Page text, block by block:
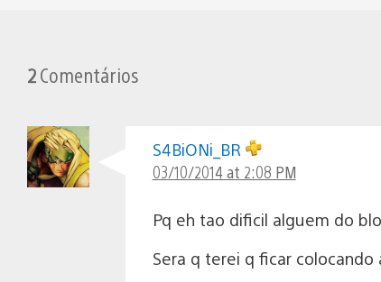
2Comentários
S4BiONi_BR
03/10/2014 at 2:08 PM
Pq eh tao dificil alguem do
Sera q terei q ficar